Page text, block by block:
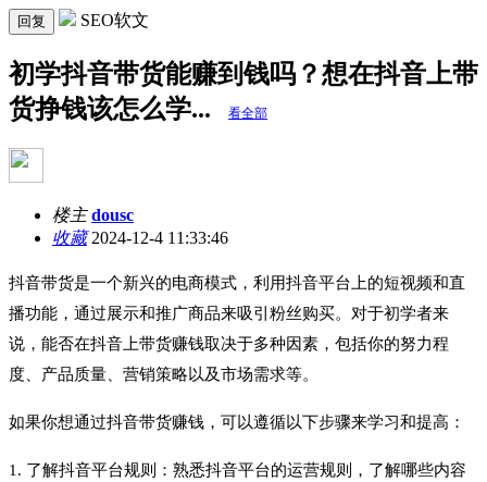
回复 SEO软文
初学抖音带货能赚到钱吗？想在抖音上带
货挣钱该怎么学...
看全部
楼主 dousc
收藏2024-12-4 11:33:46
抖音带货是一个新兴的电商模式，利用抖音平台上的短视频和直
播功能，通过展示和推广商品来吸引粉丝购买。对于初学者来
说，能否在抖音上带货赚钱取决于多种因素，包括你的努力程
度、产品质量、营销策略以及市场需求等。
如果你想通过抖音带货赚钱，可以遵循以下步骤来学习和提高：
1. 了解抖音平台规则：熟悉抖音平台的运营规则，了解哪些内容